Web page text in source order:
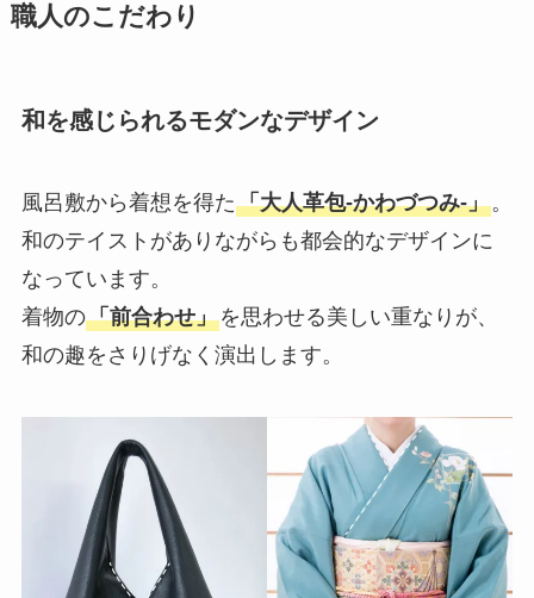
職人のこだわり
和を感じられるモダンなデザイン
風呂敷から着想を得た「大人革包-かわづつみ-」。
和のテイストがありながらも都会的なデザインに
なっています。
着物の「前合わせ」を思わせる美しい重なりが、
和の趣をさりげなく演出します。